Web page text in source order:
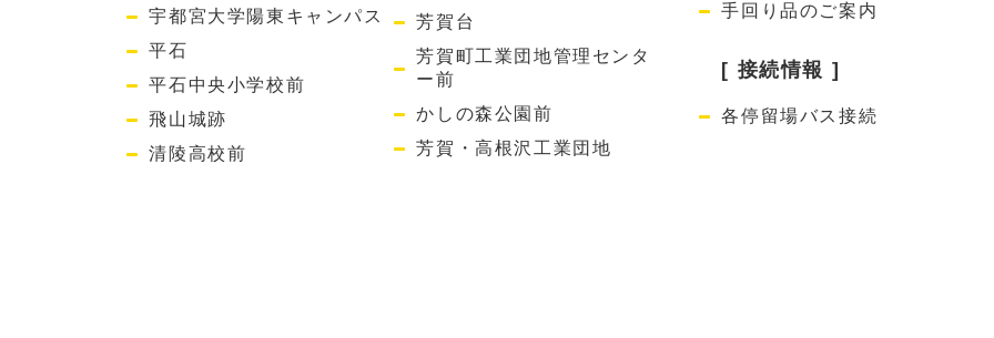
宇都宮大学陽東キャンパス
平石
平石中央小学校前
飛山城跡
清陵高校前
芳賀台
芳賀町工業団地管理センタ
ー前
かしの森公園前
芳賀・高根沢工業団地
手回り品のご案内
[ 接続情報 ]
各停留場バス接続